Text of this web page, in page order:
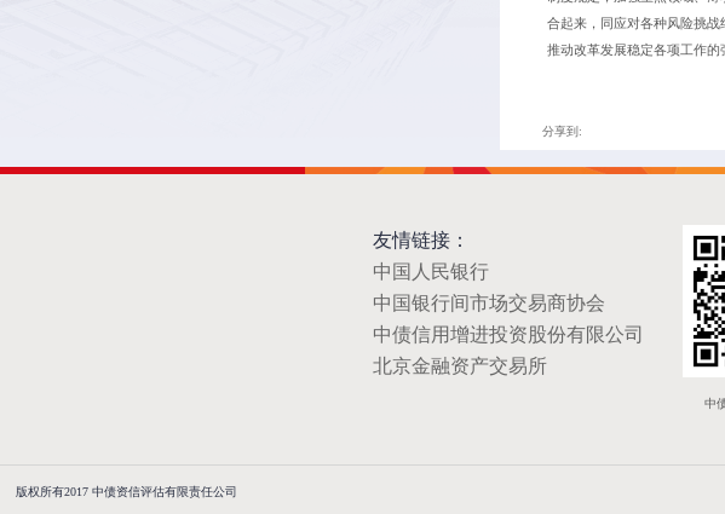
合起来，同应对各种风险挑
推动改革发展稳定各项工作的
分享到:
友情链接：
中国人民银行
中国银行间市场交易商协会
中债信用增进投资股份有限公司
北京金融资产交易所
中
版权所有2017 中债资信评估有限责任公司